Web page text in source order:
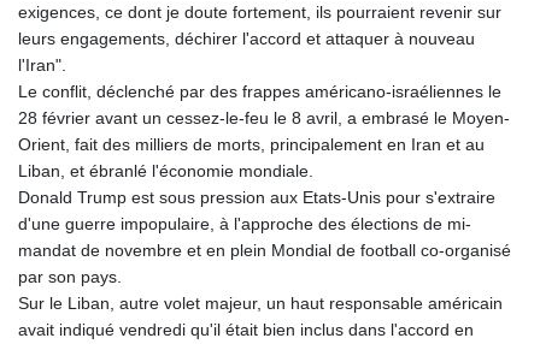
exigences, ce dont je doute fortement, ils pourraient revenir sur
leurs engagements, déchirer l'accord et attaquer à nouveau
l'Iran".
Le conflit, déclenché par des frappes américano-israéliennes le
28 février avant un cessez-le-feu le 8 avril, a embrasé le Moyen-
Orient, fait des milliers de morts, principalement en Iran et au
Liban, et ébranlé l'économie mondiale.
Donald Trump est sous pression aux Etats-Unis pour s'extraire
d'une guerre impopulaire, à l'approche des élections de mi-
mandat de novembre et en plein Mondial de football co-organisé
par son pays.
Sur le Liban, autre volet majeur, un haut responsable américain
avait indiqué vendredi qu'il était bien inclus dans l'accord en